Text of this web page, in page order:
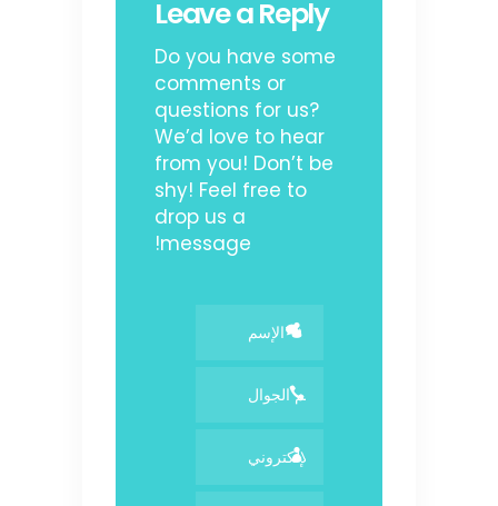
Leave a Reply
Do you have some
comments or
questions for us?
We’d love to hear
from you! Don’t be
shy! Feel free to
drop us a
message!